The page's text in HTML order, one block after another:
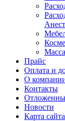
Прайс
Оплата и
О
Контакты
Новости
Карта сайта